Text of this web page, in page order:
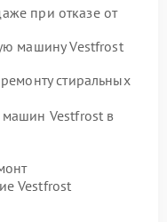
при отказе от
машину Vestfrost
стиральных
Vestfrost в
Vestfrost